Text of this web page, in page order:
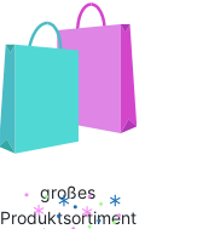
großes
Produktsortiment